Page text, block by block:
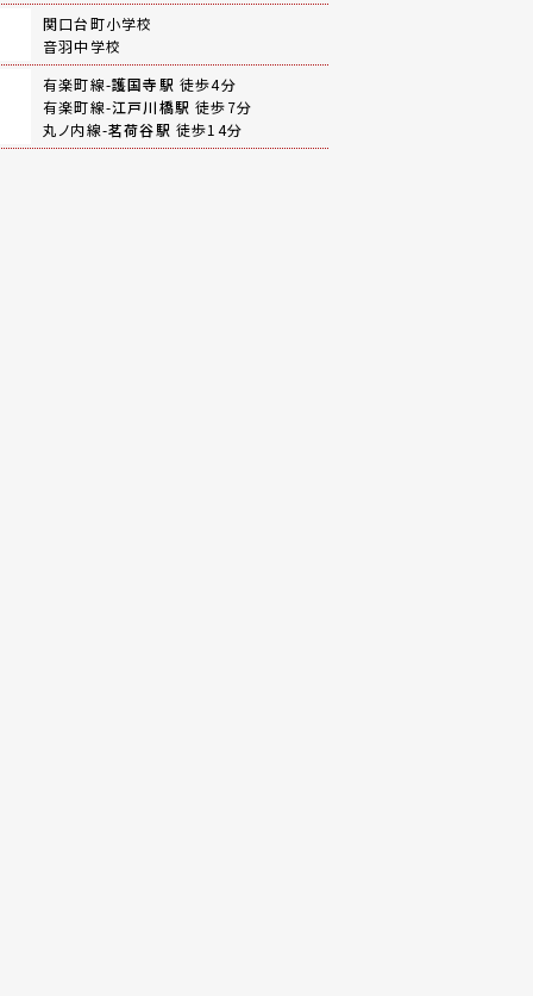
関口台町小学校
音羽中学校
有楽町線-護国寺駅 徒歩4分
有楽町線-江戸川橋駅 徒歩7分
丸ノ内線-茗荷谷駅 徒歩14分